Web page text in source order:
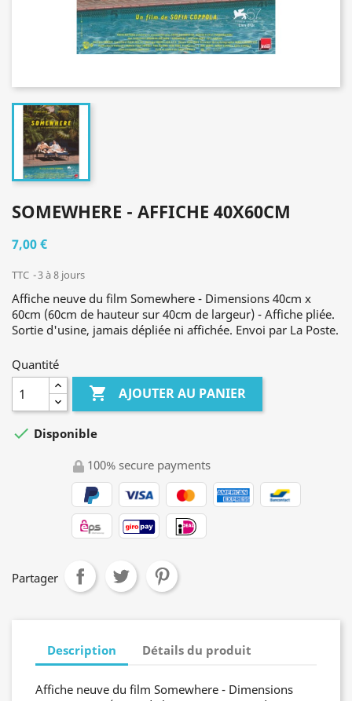
SOMEWHERE - AFFICHE 40X60CM
7,00 €
TTC 3 à 8 jours
Affiche neuve du film Somewhere - Dimensions 40cm x
60cm (60cm de hauteur sur 40cm de largeur) - Affiche pliée.
Sortie d'usine, jamais dépliée ni affichée. Envoi par La Poste.
Quantité
 AJOUTER AU PANIER
 Disponible
100% secure payments
Partager
Description Détails du produit
Affiche neuve du film Somewhere - Dimensions